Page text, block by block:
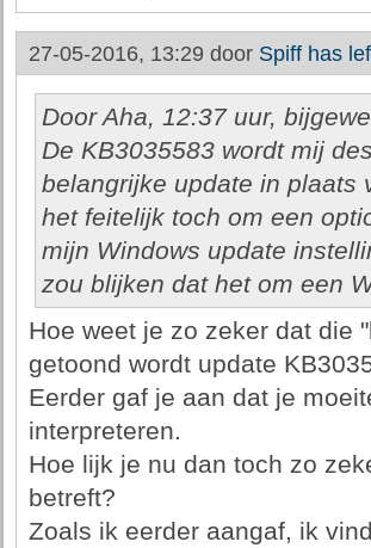
27-05-2016, 13:29 door Spiff has
Door Aha, 12:37 uur,
De KB3035583 wordt mij
belangrijke update in plaats
het feitelijk toch om een
mijn Windows update
zou blijken dat het om een
Hoe weet je zo zeker dat die
getoond wordt update
Eerder gaf je aan dat je
interpreteren.
Hoe lijk je nu dan toch zo
betreft?
Zoals ik eerder aangaf, ik